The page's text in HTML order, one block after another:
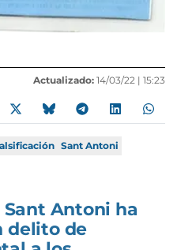
Actualizado: 14/03/22 | 15:23
Sant Antoni
Sant Antoni ha
delito de